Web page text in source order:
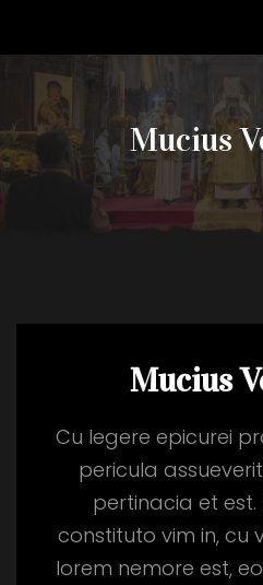
Mucius
Mucius
Cu legere epicurei
pericula
pertinacia et est.
constituto vim in, cu
lorem nemore est,